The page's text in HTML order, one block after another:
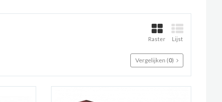
Raster Lijst
Vergelijken (0)